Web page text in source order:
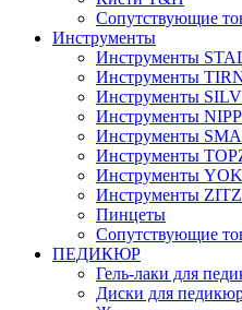
Сопутствующие
Инструменты
Инструменты
Инструменты
Инструменты
Инструменты
Инструменты
Инструменты
Инструменты
Инструменты
Пинцеты
Сопутствующие
ПЕДИКЮР
Гель-лаки для
Диски для